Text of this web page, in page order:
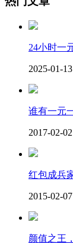
24小时一
2025-01-13
谁有一元
2017-02-02
红包成兵
2015-02-07
颜值之王